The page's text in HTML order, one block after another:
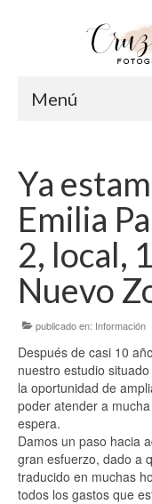
Menú
Info
Acerca de
Nuestro
FAQ
Fotografía
Pre-Bodas
Bodas
Post-
Ya
Emilia
2, local,
Nuevo
publicado en: Información
Después de casi 10
nuestro estudio
la oportunidad de
poder atender a
espera.
Damos un paso hacia
gran esfuerzo, dado a
traducido en muchas
todos los gastos que